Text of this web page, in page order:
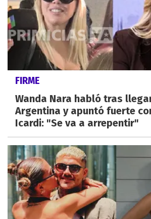
FIRME
Wanda Nara habló tras
Argentina y apuntó fuerte
Icardi: "Se va a arrepentir"